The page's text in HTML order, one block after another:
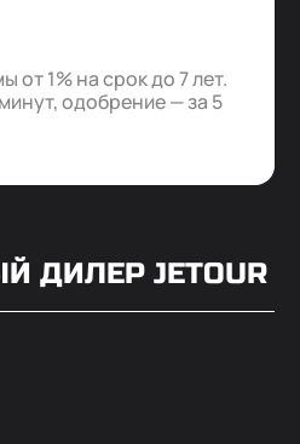
1% на срок до 7 лет.
одобрение — за 5
ДИЛЕР JETOUR